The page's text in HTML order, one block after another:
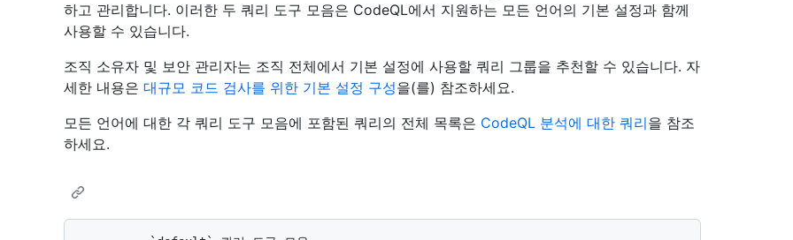
하고 관리합니다. 이러한 두 쿼리 도구 모음은 CodeQL에서 지원하는 모든 언어의 기본 설정과 함께
사용할 수 있습니다.
조직 소유자 및 보안 관리자는 조직 전체에서 기본 설정에 사용할 쿼리 그룹을 추천할 수 있습니다. 자
세한 내용은 대규모 코드 검사를 위한 기본 설정 구성을(를) 참조하세요.
모든 언어에 대한 각 쿼리 도구 모음에 포함된 쿼리의 전체 목록은 CodeQL 분석에 대한 쿼리을 참조
하세요.